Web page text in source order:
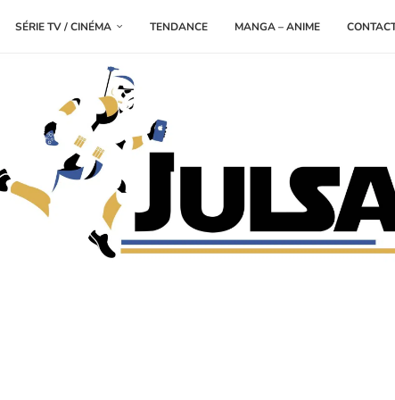
SÉRIE TV / CINÉMA TENDANCE MANGA – ANIME